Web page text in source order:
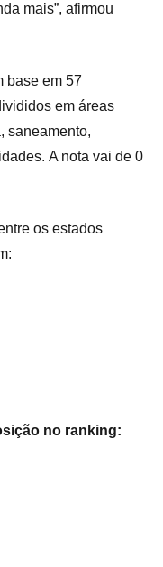
mais”, afirmou
base em 57
em áreas
saneamento,
A nota vai de 0
os estados
no ranking: